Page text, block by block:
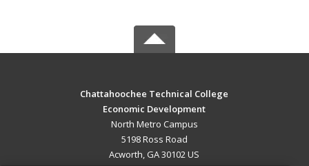
Chattahoochee Technical College
Economic Development
North Metro Campus
5198 Ross Road
Acworth, GA 30102 US